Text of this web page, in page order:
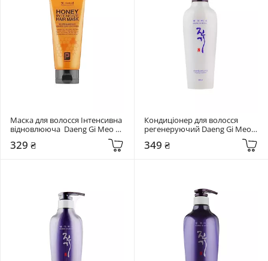
Маска для волосся Інтенсивна
відновлююча  Daeng Gi Meo Ri
329 ₴
Кондиціонер для волосся
регенеруючий Daeng Gi Meo
Ri Vitalizing Treatment 300 мл
349 ₴